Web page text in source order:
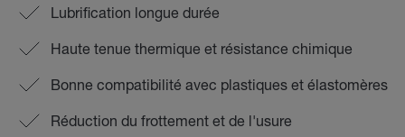
Lubrification longue durée
Haute tenue thermique et résistance chimique
Bonne compatibilité avec plastiques et élastomères
Réduction du frottement et de l'usure